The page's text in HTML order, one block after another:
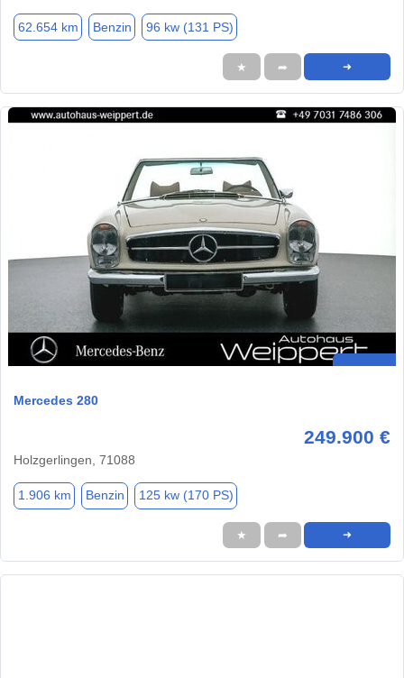
62.654 km Benzin 96 kw (131 PS)
★ ➦ ➜
Mercedes 280
249.900 €
Holzgerlingen, 71088
1.906 km Benzin 125 kw (170 PS)
★ ➦ ➜